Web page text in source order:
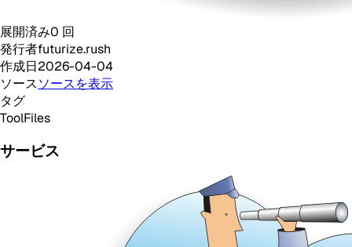
展開済み0 回
発行者futurize.rush
作成日2026-04-04
ソースソースを表示
タグ
ToolFiles
サービス